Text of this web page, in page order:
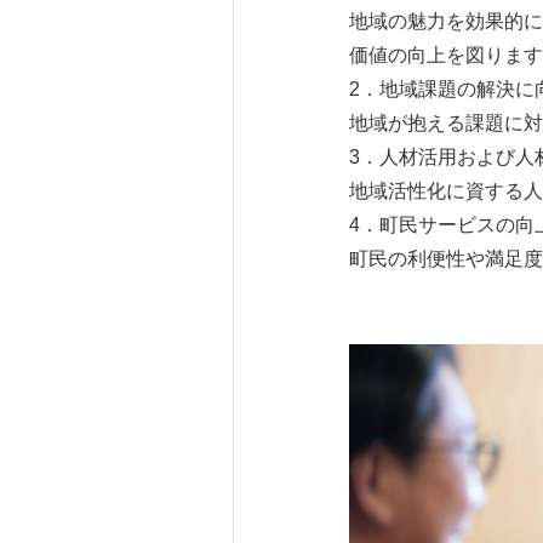
地域の魅力を効果的
価値の向上を図りま
2．地域課題の解決に
地域が抱える課題に
3．人材活用および人
地域活性化に資する
4．町民サービスの向
町民の利便性や満足